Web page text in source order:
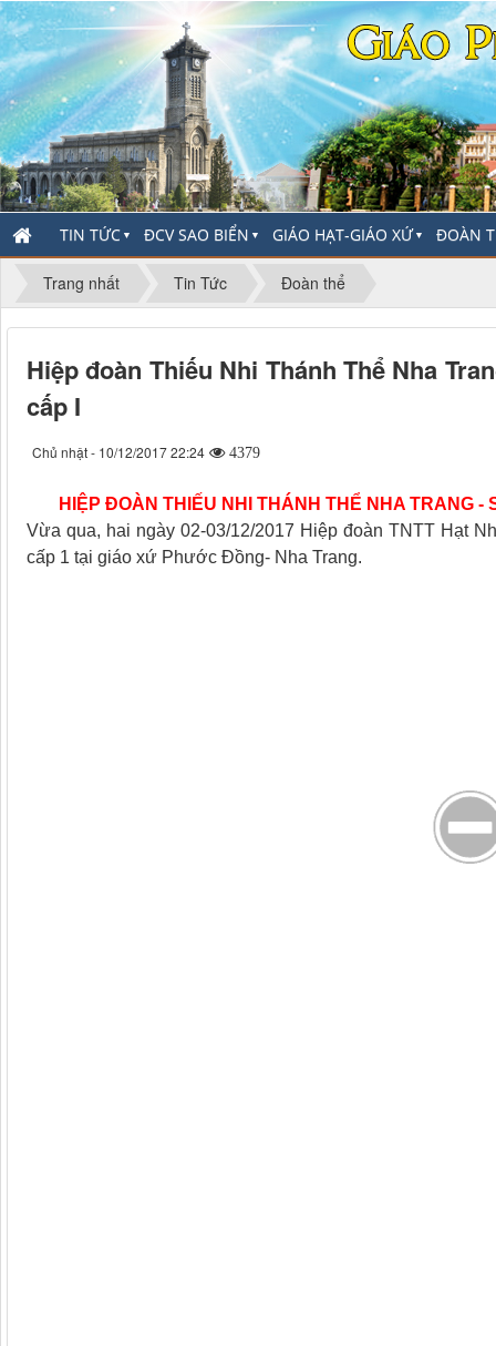
TIN TỨC ▼ ĐCV SAO BIỂN ▼ GIÁO HẠT-GIÁO XỨ▼ ĐOÀN
Trang nhất Tin Tức Đoàn thể
Hiệp đoàn Thiếu Nhi Thánh Thể Nha
cấp I
Chủ nhật - 10/12/2017 22:24 4379
HIỆP ĐOÀN THIẾU NHI THÁNH THỂ NHA TRANG
Vừa qua, hai ngày 02-03/12/2017 Hiệp đoàn TNTT Hạt
cấp 1 tại giáo xứ Phước Đồng- Nha Trang.